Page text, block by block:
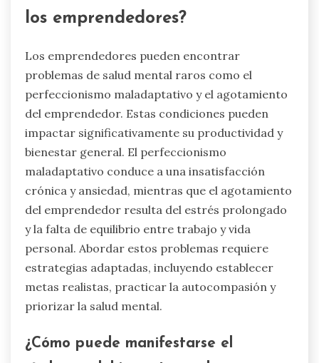
los emprendedores?
Los emprendedores pueden encontrar
problemas de salud mental raros como el
perfeccionismo maladaptativo y el agotamiento
del emprendedor. Estas condiciones pueden
impactar significativamente su productividad y
bienestar general. El perfeccionismo
maladaptativo conduce a una insatisfacción
crónica y ansiedad, mientras que el agotamiento
del emprendedor resulta del estrés prolongado
y la falta de equilibrio entre trabajo y vida
personal. Abordar estos problemas requiere
estrategias adaptadas, incluyendo establecer
metas realistas, practicar la autocompasión y
priorizar la salud mental.
¿Cómo puede manifestarse el